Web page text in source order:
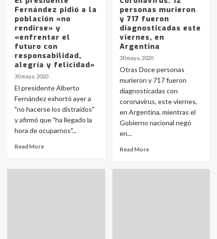
Fernández pidió a la
población «no
rendirse» y
«enfrentar el
futuro con
responsabilidad,
alegría y felicidad»
30 mayo, 2020
El presidente Alberto
Fernández exhortó ayer a
"no hacerse los distraídos"
y afirmó que "ha llegado la
hora de ocuparnos"...
Read More
personas murieron
y 717 fueron
diagnosticadas este
viernes, en
Argentina
30 mayo, 2020
Otras Doce personas
murieron y 717 fueron
diagnosticadas con
coronavirus, este viernes,
en Argentina, mientras el
Gobierno nacional negó
en...
Read More